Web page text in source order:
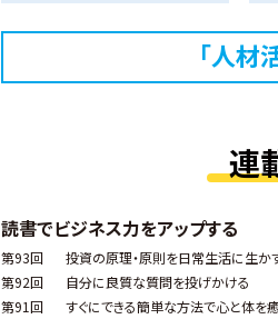
「人材
連
読書でビジネス力をアップする
第93回 投資の原理・原則を日常生活に生か
第92回
自分に良質な質問を投げかける
第91回
すぐにできる簡単な方法で心と体を